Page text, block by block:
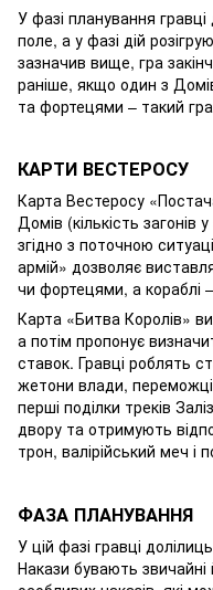
У фазі планування
поле, а у фазі дій
зазначив вище, гра
раніше, якщо один з
та фортецями – такий
КАРТИ ВЕСТЕРОСУ
Карта Вестеросу
Домів (кількість загонів
згідно з поточною
армій» дозволяє
чи фортецями, а кораблі
Карта «Битва Королів»
а потім пропонує
ставок. Гравці роблять
жетони влади,
перші поділки треків
двору та отримують
трон, валірійський меч і
ФАЗА ПЛАНУВАННЯ
У цій фазі гравці
Накази бувають звичайні